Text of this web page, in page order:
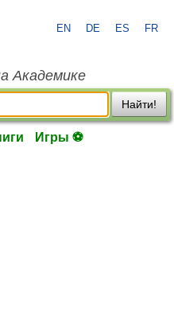
EN DE ES FR
Академике
Найти!
Игры ⚽